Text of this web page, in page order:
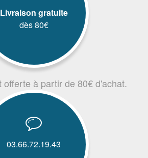
Livraison gratuite
dès 80€
offerte à partir de 80€ d'achat.
03.66.72.19.43